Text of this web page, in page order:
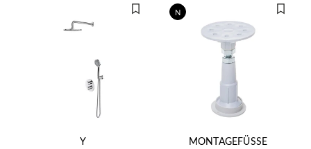
Y
N
MONTAGEFÜSSE